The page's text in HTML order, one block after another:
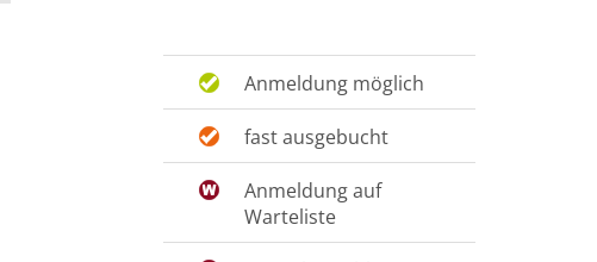
Anmeldung möglich
fast ausgebucht
Anmeldung auf
Warteliste